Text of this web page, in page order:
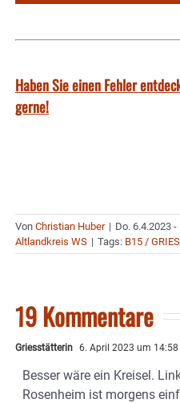
Haben Sie einen Fehler
gerne!
Von Christian Huber | Do. 6.4.2023 -
Altlandkreis WS | Tags: B15 /
19 Kommentare
Griesstätterin 6. April 2023 um 14:58
Besser wäre ein Kreisel.
Rosenheim ist morgens